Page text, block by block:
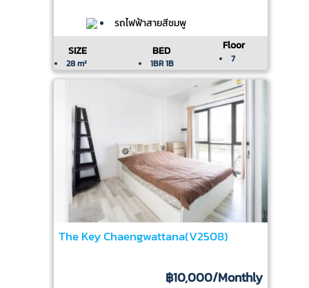
รถไฟฟ้าสายสีชมพู
SIZE
28 m²
BED
1BR 1B
Floor
7
The Key Chaengwattana(V2508)
฿10,000/Monthly